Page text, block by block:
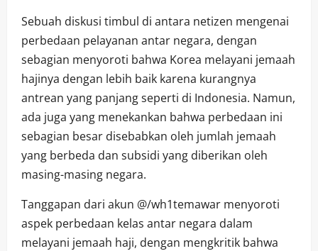
Sebuah diskusi timbul di antara netizen mengenai
perbedaan pelayanan antar negara, dengan
sebagian menyoroti bahwa Korea melayani jemaah
hajinya dengan lebih baik karena kurangnya
antrean yang panjang seperti di Indonesia. Namun,
ada juga yang menekankan bahwa perbedaan ini
sebagian besar disebabkan oleh jumlah jemaah
yang berbeda dan subsidi yang diberikan oleh
masing-masing negara.
Tanggapan dari akun @/wh1temawar menyoroti
aspek perbedaan kelas antar negara dalam
melayani jemaah haji, dengan mengkritik bahwa